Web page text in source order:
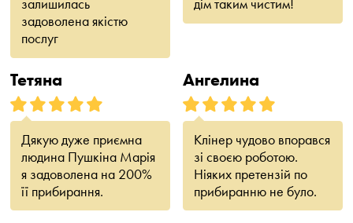
залишилась
задоволена якістю
послуг
дім таким чистим!
Тетяна
Дякую дуже приємна
людина Пушкіна Марія
я задоволена на 200%
її прибирання.
Ангелина
Клінер чудово впорався
зі своєю роботою.
Ніяких претензій по
прибиранню не було.